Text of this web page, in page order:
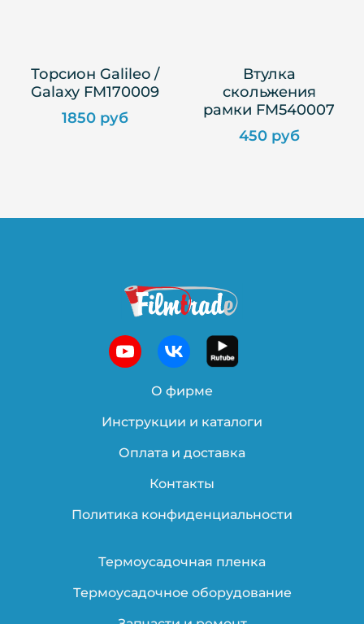
Торсион Galileo /
Galaxy FM170009
1850 руб
Втулка
скольжения
рамки FM540007
450 руб
О фирме
Инструкции и каталоги
Оплата и доставка
Контакты
Политика конфиденциальности
Термоусадочная пленка
Термоусадочное оборудование